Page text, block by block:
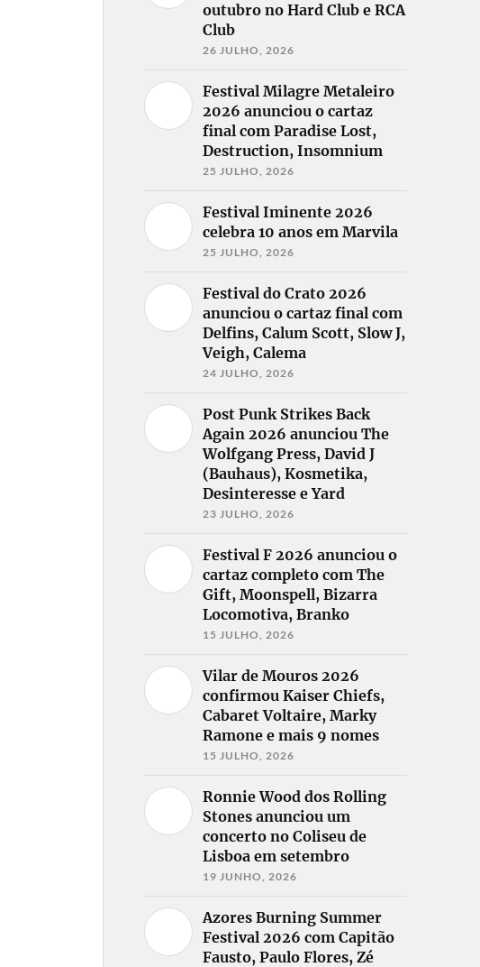
outubro no Hard Club e RCA
Club
26 JULHO, 2026
Festival Milagre Metaleiro
2026 anunciou o cartaz
final com Paradise Lost,
Destruction, Insomnium
25 JULHO, 2026
Festival Iminente 2026
celebra 10 anos em Marvila
25 JULHO, 2026
Festival do Crato 2026
anunciou o cartaz final com
Delfins, Calum Scott, Slow J,
Veigh, Calema
24 JULHO, 2026
Post Punk Strikes Back
Again 2026 anunciou The
Wolfgang Press, David J
(Bauhaus), Kosmetika,
Desinteresse e Yard
23 JULHO, 2026
Festival F 2026 anunciou o
cartaz completo com The
Gift, Moonspell, Bizarra
Locomotiva, Branko
15 JULHO, 2026
Vilar de Mouros 2026
confirmou Kaiser Chiefs,
Cabaret Voltaire, Marky
Ramone e mais 9 nomes
15 JULHO, 2026
Ronnie Wood dos Rolling
Stones anunciou um
concerto no Coliseu de
Lisboa em setembro
19 JUNHO, 2026
Azores Burning Summer
Festival 2026 com Capitão
Fausto, Paulo Flores, Zé